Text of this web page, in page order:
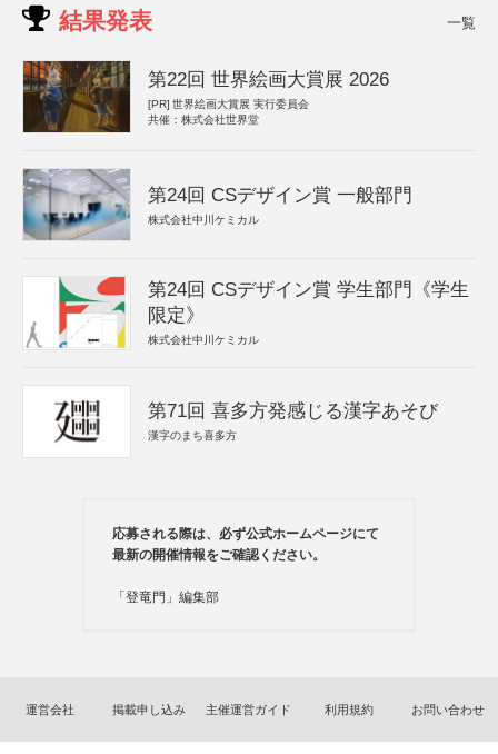
結果発表 一覧
第22回 世界絵画大賞展 2026
[PR] 世界絵画大賞展 実行委員会
共催：株式会社世界堂
第24回 CSデザイン賞 一般部門
株式会社中川ケミカル
第24回 CSデザイン賞 学生部門《学生
限定》
株式会社中川ケミカル
第71回 喜多方発感じる漢字あそび
漢字のまち喜多方
応募される際は、必ず公式ホームページにて
最新の開催情報をご確認ください。
「登竜門」編集部
運営会社 掲載申し込み 主催運営ガイド 利用規約 お問い合わせ